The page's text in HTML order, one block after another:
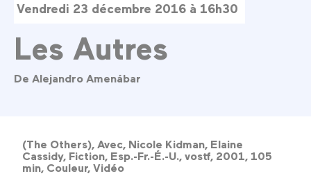
Vendredi 23 décembre 2016 à 16h30
Les Autres
De Alejandro Amenábar
(The Others), Avec, Nicole Kidman, Elaine
Cassidy, Fiction, Esp.-Fr.-É.-U., vostf, 2001, 105
min, Couleur, Vidéo